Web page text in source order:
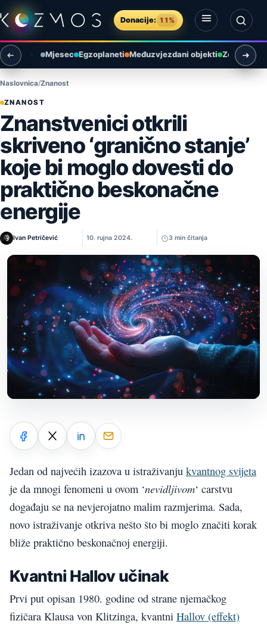
Preskoči na sadržaj
Donacije: 11%
Otvori izbornik
Otvori pretragu
Mjesec Egzoplaneti Međuzvjezdani objekti Zemlja i
Naslovnica Znanost
ZNANOST
Znanstvenici otkrili
skriveno ‘granično stanje’
koje bi moglo dovesti do
praktično beskonačne
energije
Ivan Petričević 10. rujna 2024. 3 min čitanja
Jedan od najvećih izazova u istraživanju kvantnog svijeta
je da mnogi fenomeni u ovom ‘nevidljivom‘ carstvu
događaju se na nevjerojatno malim razmjerima. Sada,
novo istraživanje otkriva nešto što bi moglo značiti korak
bliže praktično beskonačnoj energiji.
Kvantni Hallov učinak
Prvi put opisan 1980. godine od strane njemačkog
fizičara Klausa von Klitzinga, kvantni Hallov (effekt)